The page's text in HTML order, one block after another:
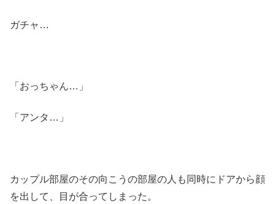
ガチャ…
「おっちゃん…」
「アンタ…」
カップル部屋のその向こうの部屋の人も同時にドアから顔
を出して、目が合ってしまった。